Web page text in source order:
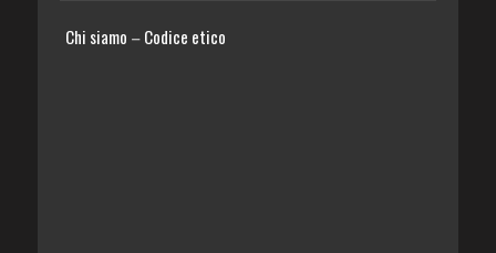
Chi siamo – Codice etico